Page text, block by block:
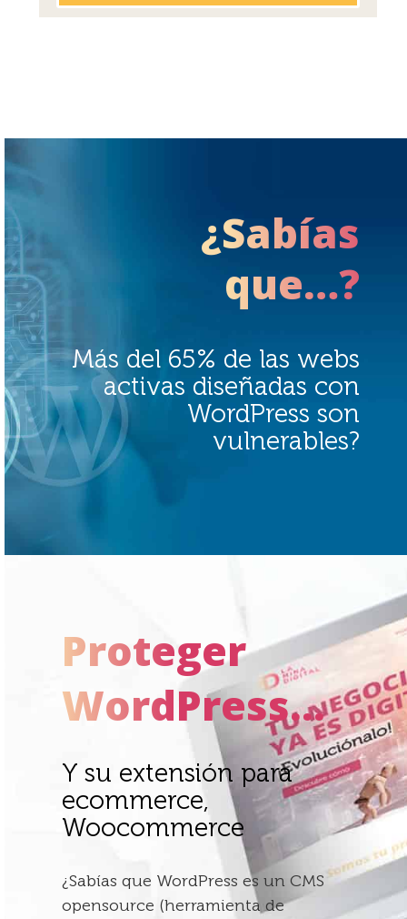
¿Sabí­as
que…?
Más del 65% de las webs
activas diseñadas con
WordPress son
vulnerables?
Proteger
WordPress...
Y su extensión para
ecommerce,
Woocommerce
¿Sabías que WordPress es un CMS
opensource (herramienta de